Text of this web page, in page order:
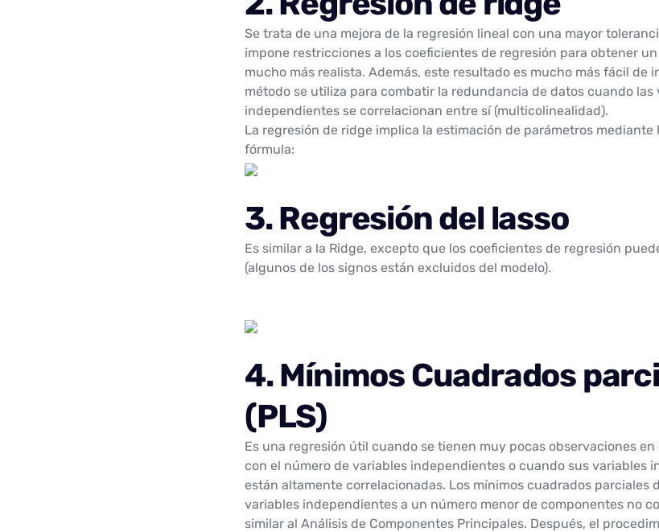
Se trata de una mejora de la regresión lineal con una mayor
impone restricciones a los coeficientes de regresión para obtener
mucho más realista. Además, este resultado es mucho más fácil de
método se utiliza para combatir la redundancia de datos cuando las
independientes se correlacionan entre sí (multicolinealidad).
La regresión de ridge implica la estimación de parámetros mediante
fórmula:
3. Regresión del lasso
Es similar a la Ridge, excepto que los coeficientes de regresión
(algunos de los signos están excluidos del modelo).
4. Mínimos Cuadrados
(PLS)
Es una regresión útil cuando se tienen muy pocas observaciones
con el número de variables independientes o cuando sus variables
están altamente correlacionadas. Los mínimos cuadrados parciales
variables independientes a un número menor de componentes no
similar al Análisis de Componentes Principales. Después, el